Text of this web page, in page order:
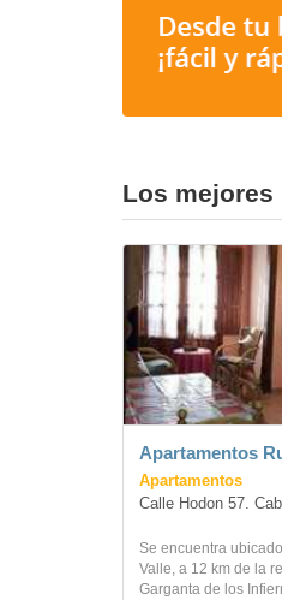
Los mejores
Apartamentos
Apartamentos
Calle Hodon 57.
Se encuentra
Valle, a 12 km de la
Garganta de los